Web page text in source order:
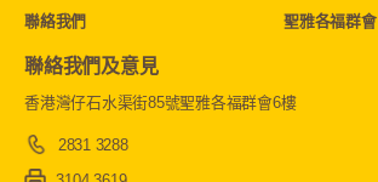
聯絡我們 聖雅各福群會
聯絡我們及意見
香港灣仔石水渠街85號聖雅各福群會6樓
2831 3288